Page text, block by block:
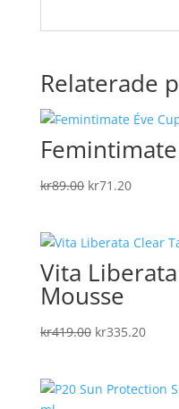
Relaterade
Femintimate
kr89.00 Det
var:
kr89.00.
kr71.20Det
är:
kr71.20.
Vita
Mousse
kr419.00 Det
var:
kr335.20Det
är: